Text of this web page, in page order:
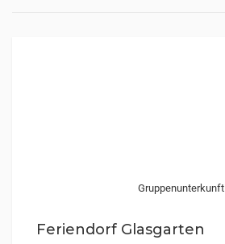
Gruppenunterkunft
Feriendorf Glasgarten